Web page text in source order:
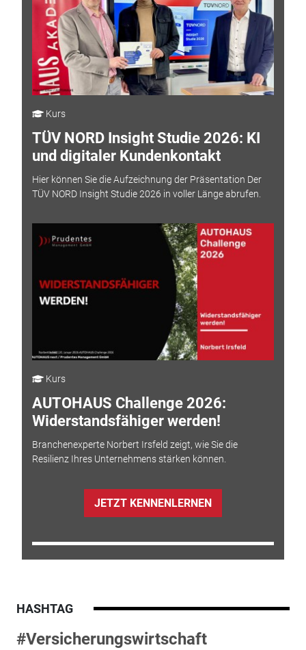
Kurs
TÜV NORD Insight Studie 2026: KI
und digitaler Kundenkontakt
Hier können Sie die Aufzeichnung der Präsentation Der
TÜV NORD Insight Studie 2026 in voller Länge abrufen.
Kurs
AUTOHAUS Challenge 2026:
Widerstandsfähiger werden!
Branchenexperte Norbert Irsfeld zeigt, wie Sie die
Resilienz Ihres Unternehmens stärken können.
JETZT KENNENLERNEN
HASHTAG
#Versicherungswirtschaft